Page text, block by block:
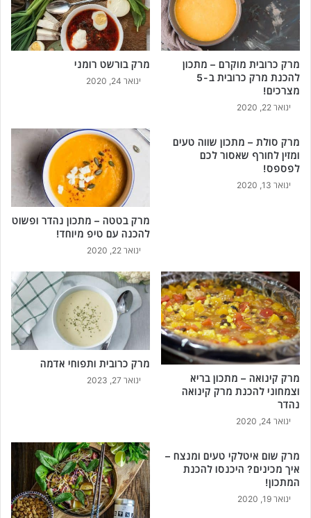
א
ה
ב
כ
נ
י
י
כ
נ
מרק כרובית מוקרם – מתכון
להכנת מרק כרובית ב-5
מצרכים!
ינואר 22, 2020
מרק בורשט רומני
ינואר 24, 2020
מרק סולת – מתכון שווה טעים
ומזין לחורף שאסור לכם
לפספס!
ינואר 13, 2020
מרק בטטה – מתכון נהדר ופשוט
להכנה עם טיפ מיוחד!
ינואר 22, 2020
מרק קינואה – מתכון בריא
וצמחוני להכנת מרק קינואה
נהדר
ינואר 24, 2020
מרק כרובית ותפוחי אדמה
ינואר 27, 2023
מרק שום איטלקי טעים ומנצח –
איך מכינים? היכנסו להכנת
המתכון!
ינואר 19, 2020